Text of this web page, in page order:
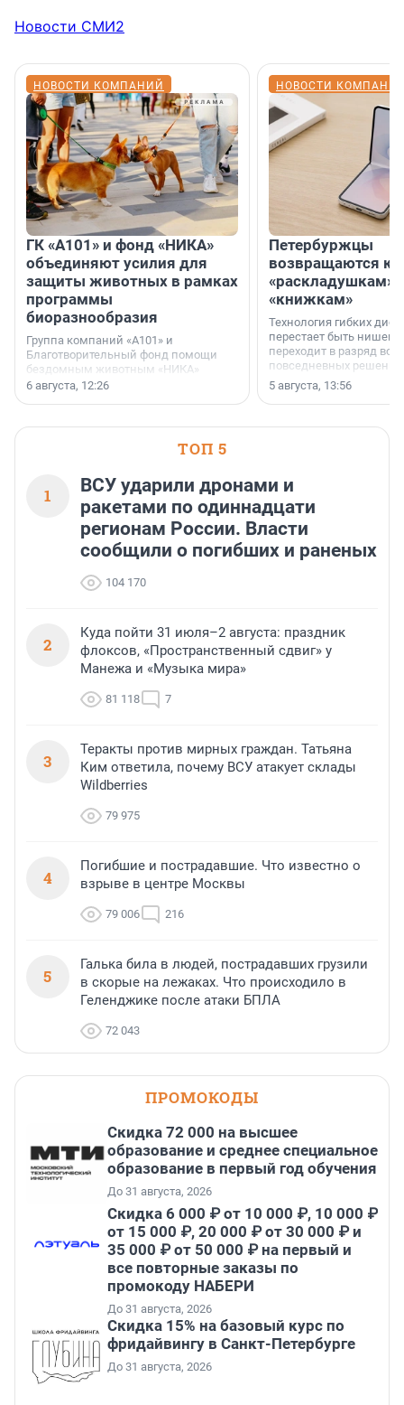
Новости СМИ2
НОВОСТИ КОМПАНИЙ
ГК «А101» и фонд «НИКА»
объединяют усилия для
защиты животных в рамках
программы
биоразнообразия
Группа компаний «А101» и
Благотворительный фонд помощи
бездомным животным «НИКА»
заключили соглашение о
6 августа, 12:26
НОВОСТИ
Петербуржцы
возвращаются к
«раскладушкам»
«книжкам»
Технология гибких
перестает быть
переходит в разряд
повседневных
5 августа, 13:56
ТОП 5
1
ВСУ ударили дронами и
ракетами по одиннадцати
регионам России. Власти
сообщили о погибших и раненых
104 170
2
Куда пойти 31 июля–2 августа: праздник
флоксов, «Пространственный сдвиг» у
Манежа и «Музыка мира»
81 118 7
3
Теракты против мирных граждан. Татьяна
Ким ответила, почему ВСУ атакует склады
Wildberries
79 975
4
Погибшие и пострадавшие. Что известно о
взрыве в центре Москвы
79 006 216
5
Галька била в людей, пострадавших грузили
в скорые на лежаках. Что происходило в
Геленджике после атаки БПЛА
72 043
ПРОМОКОДЫ
Скидка 72 000 на высшее
образование и среднее специальное
образование в первый год обучения
До 31 августа, 2026
Скидка 6 000 ₽ от 10 000 ₽, 10 000 ₽
от 15 000 ₽, 20 000 ₽ от 30 000 ₽ и
35 000 ₽ от 50 000 ₽ на первый и
все повторные заказы по
промокоду НАБЕРИ
До 31 августа, 2026
Скидка 15% на базовый курс по
фридайвингу в Санкт-Петербурге
До 31 августа, 2026